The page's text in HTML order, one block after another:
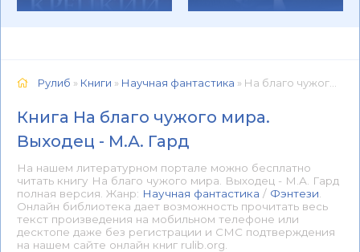
Рулиб » Книги » Научная фантастика » На благо чужого мира. Выходец - М.А. Гард 📕 - Книга онлайн бесплатно
Книга На благо чужого мира.
Выходец - М.А. Гард
На нашем литературном портале можно бесплатно
читать книгу На благо чужого мира. Выходец - М.А. Гард
полная версия. Жанр: Научная фантастика / Фэнтези
Онлайн библиотека дает возможность прочитать весь
текст произведения на мобильном телефоне или
десктопе даже без регистрации и СМС подтверждения
на нашем сайте онлайн книг rulib.org.